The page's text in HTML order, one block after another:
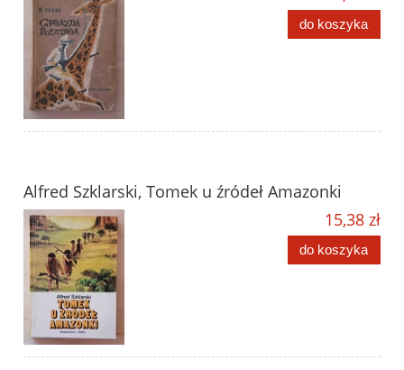
do koszyka
Alfred Szklarski, Tomek u źródeł Amazonki
15,38 zł
do koszyka